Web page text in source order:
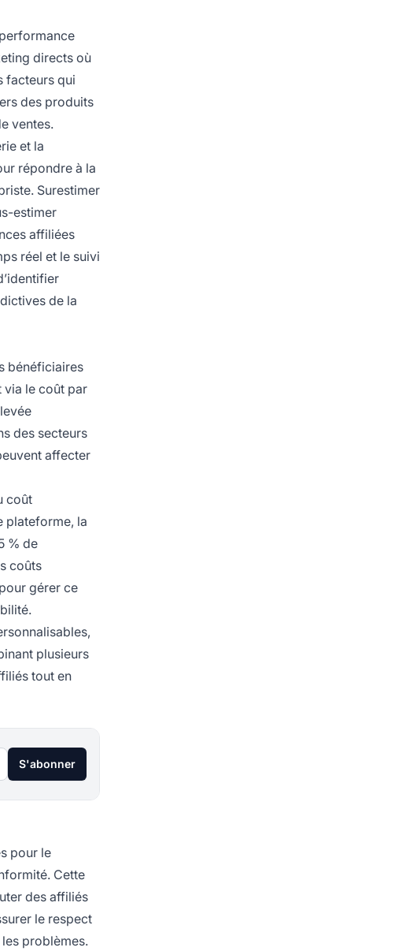
directs où
facteurs qui
des produits
ventes.
et la
répondre à la
Surestimer
estimer
affiliées
réel et le suivi
de la
bénéficiaires
via le coût par
des secteurs
affecter
coût
plateforme, la
% de
coûts
gérer ce
plusieurs
tout en
S'abonner
pour le
Cette
des affiliés
le respect
problèmes.